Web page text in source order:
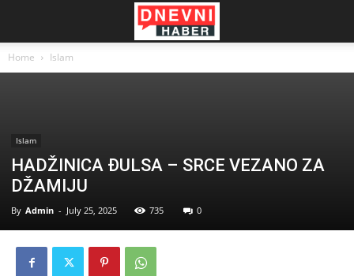
Home Islam
Islam
HADŽINICA ĐULSA – SRCE VEZANO ZA
DŽAMIJU
By Admin - July 25, 2025 735 0